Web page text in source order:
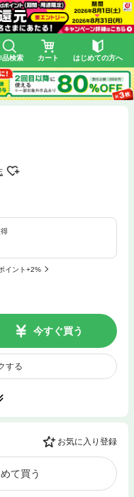
品検索 カート はじめての方へ
イント+2%
今すぐ買う
する
お気に入り登録
て買う